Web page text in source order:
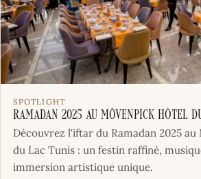
SPOTLIGHT
Ramadan 2025 au Mövenpick Hôtel
Découvrez l'iftar du Ramadan 2025
du Lac Tunis : un festin raffiné,
immersion artistique unique.